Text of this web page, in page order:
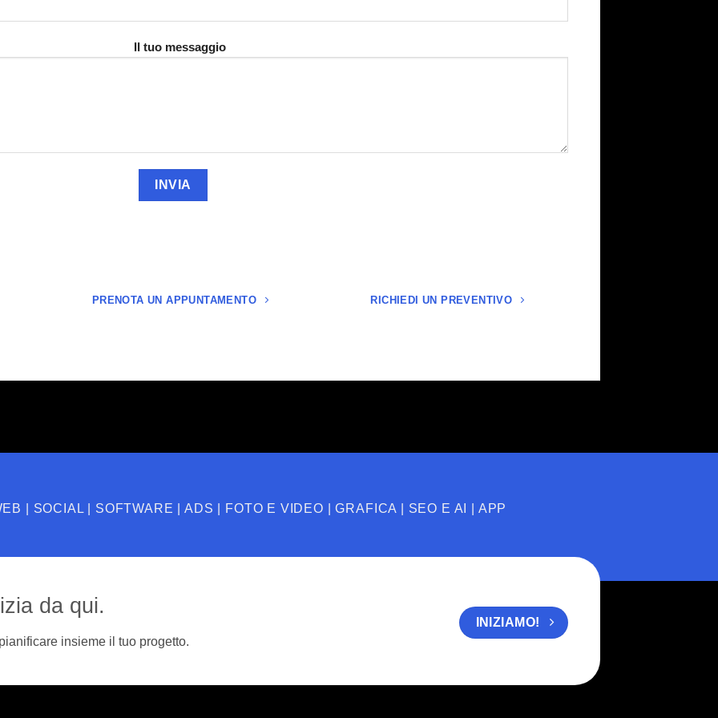
Il tuo messaggio
PRENOTA UN APPUNTAMENTO RICHIEDI UN PREVENTIVO
| SOCIAL | SOFTWARE | ADS | FOTO E VIDEO | GRAFICA | SEO E AI | APP
da qui.
insieme il tuo progetto.
INIZIAMO!